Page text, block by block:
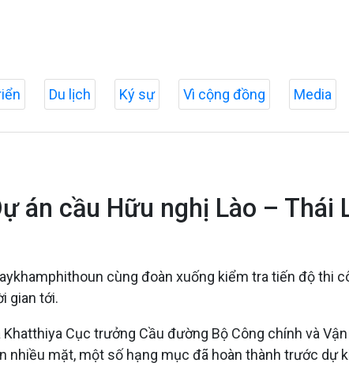
Du lịch Ký sự Vì cộng đồng Media
án cầu Hữu nghị Lào – Thái
cùng đoàn xuống kiểm tra tiến độ thi
gian tới.
Cục trưởng Cầu đường Bộ Công chính và
nhiều mặt, một số hạng mục đã hoàn thành trước dự